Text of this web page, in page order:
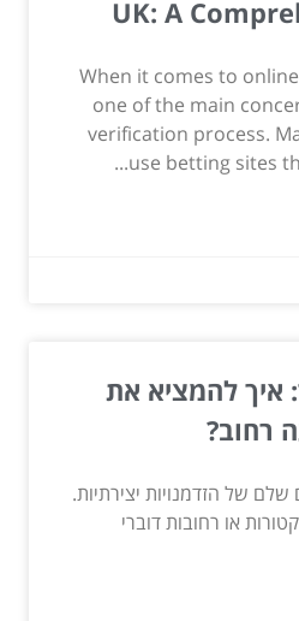
UK: A
When it comes to
one of the main
verification process.
use betting sites
להמציא את
רחוב?
של הזדמנויות יצירתיות.
או רחובות דוברי